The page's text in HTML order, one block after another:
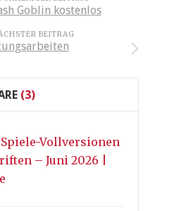
Goblin kostenlos
BEITRAG
(3)
Spiele-Vollversionen
– Juni 2026 |